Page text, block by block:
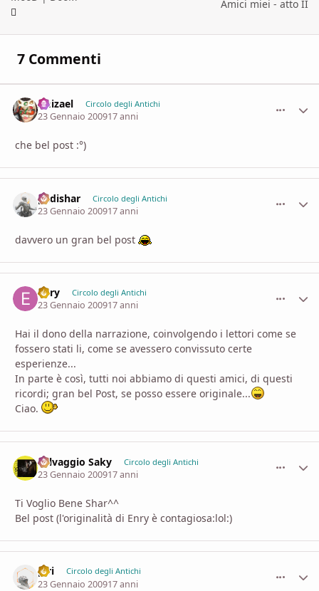
Amici miei - atto II
7 Commenti
Imizael Circolo degli Antichi
23 Gennaio 200917 anni
che bel post :°)
padishar Circolo degli Antichi
23 Gennaio 200917 anni
davvero un gran bel post
Enry Circolo degli Antichi
23 Gennaio 200917 anni
Hai il dono della narrazione, coinvolgendo i lettori come se
fossero stati li, come se avessero convissuto certe
esperienze...
In parte è così, tutti noi abbiamo di questi amici, di questi
ricordi; gran bel Post, se posso essere originale...
Ciao.
Selvaggio Saky Circolo degli Antichi
23 Gennaio 200917 anni
Ti Voglio Bene Shar^^
Bel post (l'originalità di Enry è contagiosa:lol:)
piri Circolo degli Antichi
23 Gennaio 200917 anni